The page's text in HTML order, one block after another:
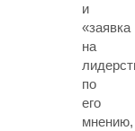
и
«заявка
на
по
его
мнению,